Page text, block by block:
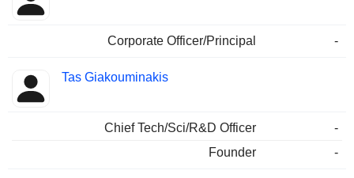
Corporate Officer/Principal -
Tas Giakouminakis
Chief Tech/Sci/R&D Officer
-
Founder
-